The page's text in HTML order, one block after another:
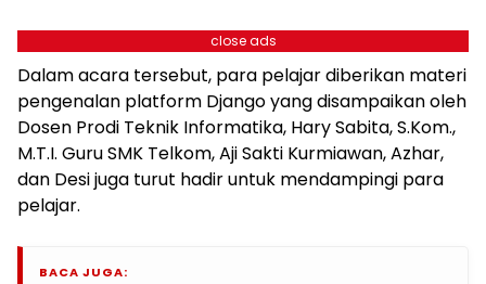
close ads
Dalam acara tersebut, para pelajar diberikan materi
pengenalan platform Django yang disampaikan oleh
Dosen Prodi Teknik Informatika, Hary Sabita, S.Kom.,
M.T.I. Guru SMK Telkom, Aji Sakti Kurmiawan, Azhar,
dan Desi juga turut hadir untuk mendampingi para
pelajar.
BACA JUGA: